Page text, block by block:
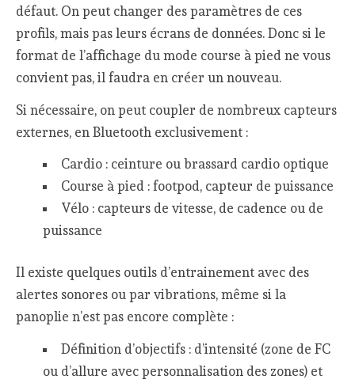
défaut. On peut changer des paramètres de ces
profils, mais pas leurs écrans de données. Donc si le
format de l’affichage du mode course à pied ne vous
convient pas, il faudra en créer un nouveau.
Si nécessaire, on peut coupler de nombreux capteurs
externes, en Bluetooth exclusivement :
Cardio : ceinture ou brassard cardio optique
Course à pied : footpod, capteur de puissance
Vélo : capteurs de vitesse, de cadence ou de
puissance
Il existe quelques outils d’entrainement avec des
alertes sonores ou par vibrations, même si la
panoplie n’est pas encore complète :
Définition d’objectifs : d’intensité (zone de FC
ou d’allure avec personnalisation des zones) et